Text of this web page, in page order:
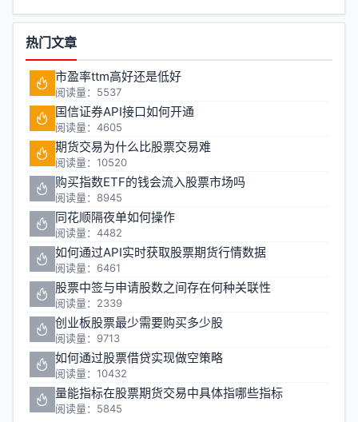
热门文章
市盈率ttm高好还是低好
阅读量：5537
国信证券API接口如何开通
阅读量：4605
期货交易为什么比股票交易难
阅读量：10520
购买指数ETF的钱会流入股票市场吗
阅读量：8945
同花顺隔夜单如何操作
阅读量：4482
如何通过API实时获取股票期货行情数据
阅读量：6461
股票中签与申请股数之间存在何种关联性
阅读量：2339
创业板股票最少需要购买多少股
阅读量：9713
如何通过股票借贷实现做空策略
阅读量：10432
量能指标在股票期货交易中具体指哪些指标
阅读量：5845